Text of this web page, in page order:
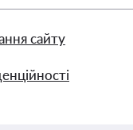
сайту